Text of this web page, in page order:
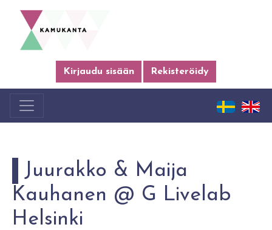
Kirjaudu sisään Rekisteröidy
Juurakko & Maija
Kauhanen @ G Livelab
Helsinki